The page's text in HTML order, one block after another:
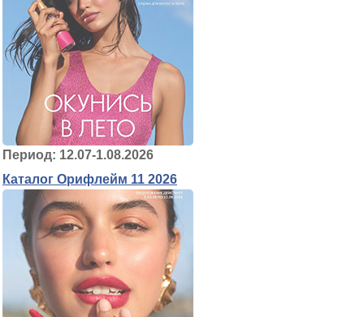
Период: 12.07-1.08.2026
Каталог Орифлейм 11 2026